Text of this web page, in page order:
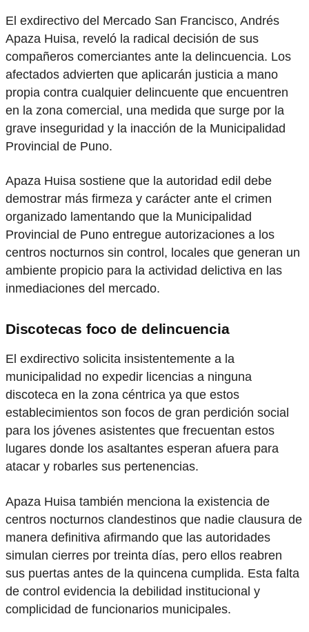
El exdirectivo del Mercado San Francisco, Andrés
Apaza Huisa, reveló la radical decisión de sus
compañeros comerciantes ante la delincuencia. Los
afectados advierten que aplicarán justicia a mano
propia contra cualquier delincuente que encuentren
en la zona comercial, una medida que surge por la
grave inseguridad y la inacción de la Municipalidad
Provincial de Puno.
Apaza Huisa sostiene que la autoridad edil debe
demostrar más firmeza y carácter ante el crimen
organizado lamentando que la Municipalidad
Provincial de Puno entregue autorizaciones a los
centros nocturnos sin control, locales que generan un
ambiente propicio para la actividad delictiva en las
inmediaciones del mercado.
Discotecas foco de delincuencia
El exdirectivo solicita insistentemente a la
municipalidad no expedir licencias a ninguna
discoteca en la zona céntrica ya que estos
establecimientos son focos de gran perdición social
para los jóvenes asistentes que frecuentan estos
lugares donde los asaltantes esperan afuera para
atacar y robarles sus pertenencias.
Apaza Huisa también menciona la existencia de
centros nocturnos clandestinos que nadie clausura de
manera definitiva afirmando que las autoridades
simulan cierres por treinta días, pero ellos reabren
sus puertas antes de la quincena cumplida. Esta falta
de control evidencia la debilidad institucional y
complicidad de funcionarios municipales.